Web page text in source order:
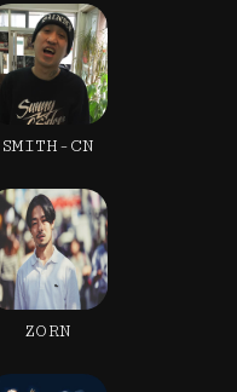
SMITH-CN
ZORN